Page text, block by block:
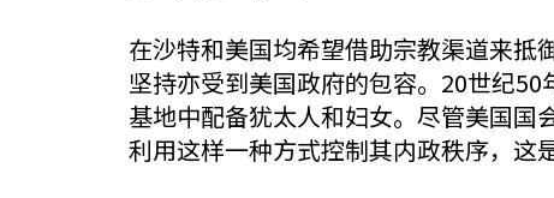
在沙特和美国均希望借助宗教渠道来抵
坚持亦受到美国政府的包容。20世纪
基地中配备犹太人和妇女。尽管美国
利用这样一种方式控制其内政秩序，这